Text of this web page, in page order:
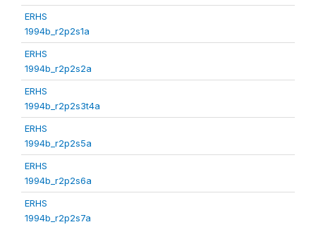
ERHS
1994b_r2p2s1a
ERHS
1994b_r2p2s2a
ERHS
1994b_r2p2s3t4a
ERHS
1994b_r2p2s5a
ERHS
1994b_r2p2s6a
ERHS
1994b_r2p2s7a